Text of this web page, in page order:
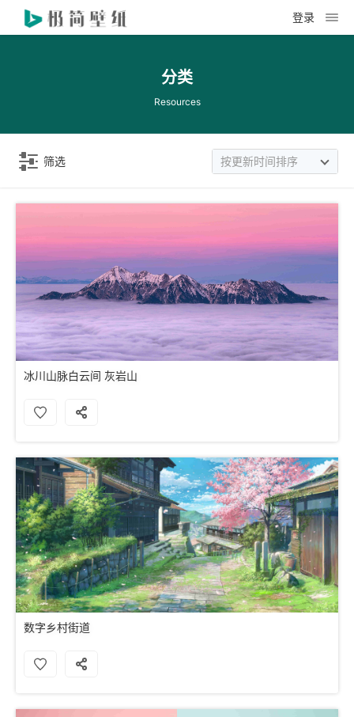
登录
分类
Resources
筛选 按更新时间排序
冰川山脉白云间 灰岩山
数字乡村街道